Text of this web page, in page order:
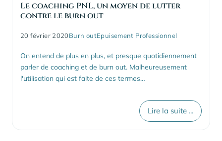
Le coaching PNL, un moyen de lutter
contre le burn out
20 février 2020Burn outEpuisement Professionnel
On entend de plus en plus, et presque quotidiennement
parler de coaching et de burn out. Malheureusement
l'utilisation qui est faite de ces termes…
Lire la suite ...